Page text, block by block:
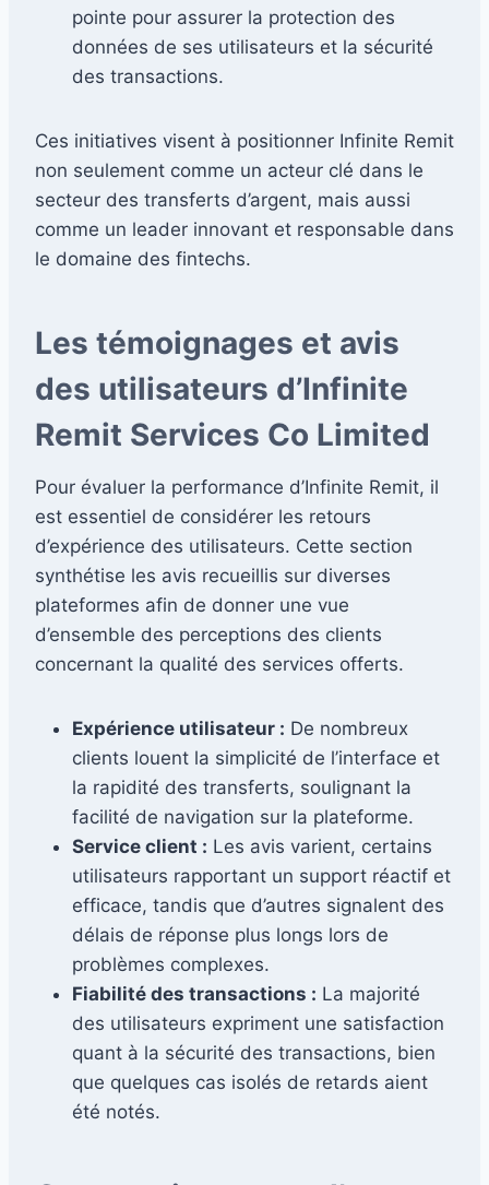
pointe pour assurer la protection des
données de ses utilisateurs et la sécurité
des transactions.
Ces initiatives visent à positionner Infinite Remit
non seulement comme un acteur clé dans le
secteur des transferts d’argent, mais aussi
comme un leader innovant et responsable dans
le domaine des fintechs.
Les témoignages et avis
des utilisateurs d’Infinite
Remit Services Co Limited
Pour évaluer la performance d’Infinite Remit, il
est essentiel de considérer les retours
d’expérience des utilisateurs. Cette section
synthétise les avis recueillis sur diverses
plateformes afin de donner une vue
d’ensemble des perceptions des clients
concernant la qualité des services offerts.
Expérience utilisateur : De nombreux
clients louent la simplicité de l’interface et
la rapidité des transferts, soulignant la
facilité de navigation sur la plateforme.
Service client : Les avis varient, certains
utilisateurs rapportant un support réactif et
efficace, tandis que d’autres signalent des
délais de réponse plus longs lors de
problèmes complexes.
Fiabilité des transactions : La majorité
des utilisateurs expriment une satisfaction
quant à la sécurité des transactions, bien
que quelques cas isolés de retards aient
été notés.